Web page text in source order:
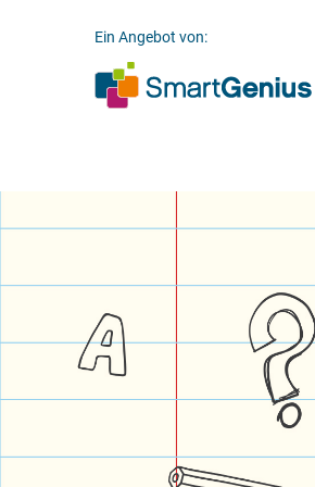
Ein Angebot von: